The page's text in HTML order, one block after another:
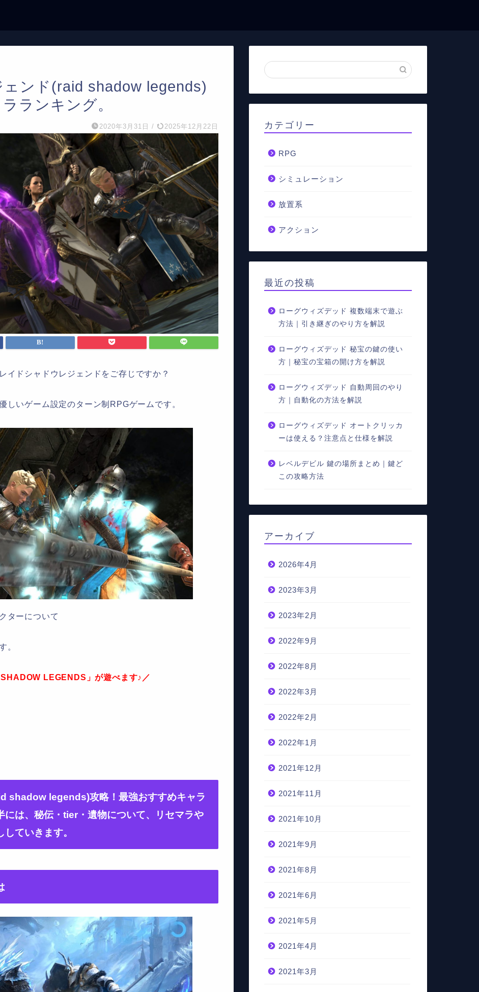
ンド(raid shadow legends)
ランキング。
2020年3月31日 / 2025年12月22日
イドシャドウレジェンドをご存じですか？
しいゲーム設定のターン制 RPGゲームです。
ターについて
。
LEGENDS」が遊べます♪／
shadow legends)攻略！最強おすすめキャラ
には、秘伝・tier・遺物について、リセマラや
ていきます。
カテゴリー
RPG
シミュレーション
放置系
アクション
最近の投稿
ローグウィズデッド 複数端末で遊ぶ
方法｜引き継ぎのやり方を解説
ローグウィズデッド 秘宝の鍵の使い
方｜秘宝の宝箱の開け方を解説
ローグウィズデッド 自動周回のやり
方｜自動化の方法を解説
ローグウィズデッド オートクリッカ
ーは使える？注意点と仕様を解説
レベルデビル 鍵の場所まとめ｜鍵ど
この攻略方法
アーカイブ
2026年4月
2023年3月
2023年2月
2022年9月
2022年8月
2022年3月
2022年2月
2022年1月
2021年12月
2021年11月
2021年10月
2021年9月
2021年8月
2021年6月
2021年5月
2021年4月
2021年3月